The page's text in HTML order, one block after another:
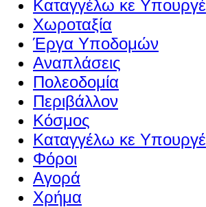
Καταγγέλω κε Υπουργέ
Χωροταξία
Έργα Υποδομών
Αναπλάσεις
Πολεοδομία
Περιβάλλον
Κόσμος
Καταγγέλω κε Υπουργέ
Φόροι
Αγορά
Χρήμα